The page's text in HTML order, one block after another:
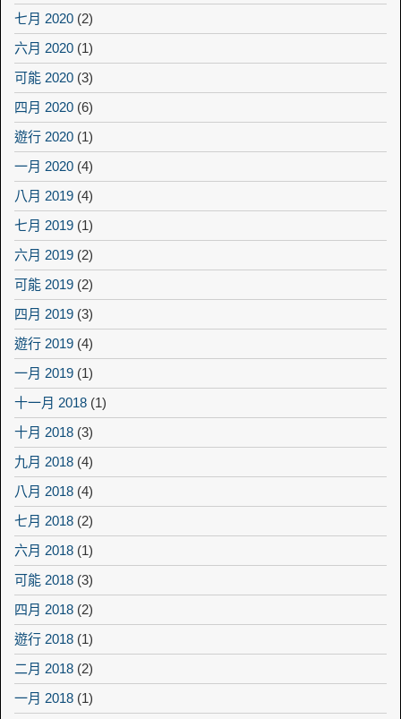
七月 2020 (2)
六月 2020 (1)
可能 2020 (3)
四月 2020 (6)
遊行 2020 (1)
一月 2020 (4)
八月 2019 (4)
七月 2019 (1)
六月 2019 (2)
可能 2019 (2)
四月 2019 (3)
遊行 2019 (4)
一月 2019 (1)
十一月 2018 (1)
十月 2018 (3)
九月 2018 (4)
八月 2018 (4)
七月 2018 (2)
六月 2018 (1)
可能 2018 (3)
四月 2018 (2)
遊行 2018 (1)
二月 2018 (2)
一月 2018 (1)